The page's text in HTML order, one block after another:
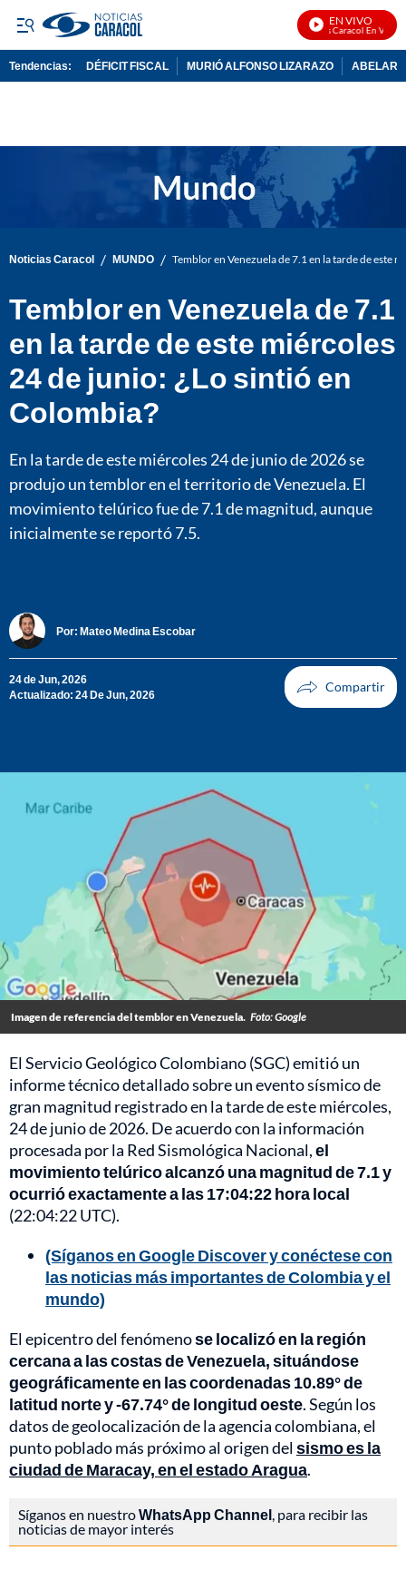
EN VIVO
Noticias Caracol En Vivo
Tendencias: DÉFICIT FISCAL MURIÓ ALFONSO LIZARAZO
Noticias Caracol / MUNDO / Temblor en Venezuela de 7.1 en la tarde de este
Temblor en Venezuela de 7.1
en la tarde de este miércoles
24 de junio: ¿Lo sintió en
Colombia?
En la tarde de este miércoles 24 de junio de 2026 se
produjo un temblor en el territorio de Venezuela. El
movimiento telúrico fue de 7.1 de magnitud, aunque
inicialmente se reportó 7.5.
Por: Mateo Medina Escobar
24 de Jun, 2026
Actualizado: 24 De Jun, 2026
Imagen de referencia del temblor en Venezuela. Foto: Google
El Servicio Geológico Colombiano (SGC) emitió un
informe técnico detallado sobre un evento sísmico de
gran magnitud registrado en la tarde de este miércoles,
24 de junio de 2026. De acuerdo con la información
procesada por la Red Sismológica Nacional,el
movimiento telúrico alcanzó una magnitud de 7.1 y
ocurrió exactamente a las 17:04:22 hora local
(22:04:22 UTC).
(Síganos en Google Discover y conéctese con
las noticias más importantes de Colombia y el
mundo)
El epicentro del fenómenose localizó en la región
cercana a las costas de Venezuela, situándose
geográficamente en las coordenadas 10.89° de
latitud norte y -67.74° de longitud oeste. Según los
datos de geolocalización de la agencia colombiana, el
punto poblado más próximo al origen delsismo es la
ciudad de Maracay, en el estado Aragua.
Síganos en nuestroWhatsApp Channel, para recibir las
noticias de mayor interés